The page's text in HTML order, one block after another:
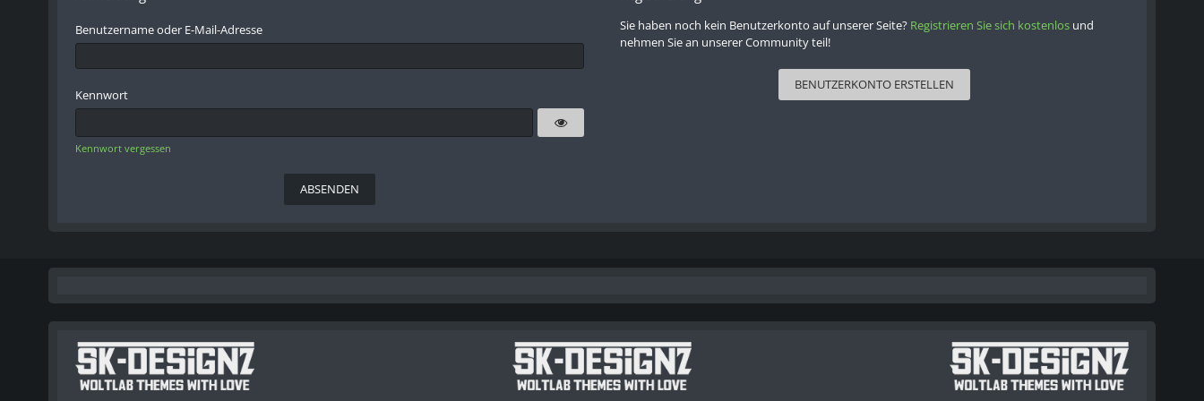
Benutzername oder E-Mail-Adresse
Kennwort
Kennwort vergessen
Sie haben noch kein Benutzerkonto auf unserer Seite? Registrieren Sie sich kostenlos und
nehmen Sie an unserer Community teil!
BENUTZERKONTO ERSTELLEN